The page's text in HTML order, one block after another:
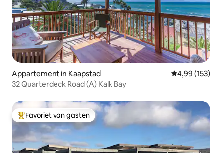
Appartement in Kaapstad Gemiddelde
4,99 (153)
32 Quarterdeck Road (A) Kalk Bay
Topfavoriet van gasten
Favoriet van gasten